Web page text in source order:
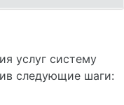
услуг систему
следующие шаги: